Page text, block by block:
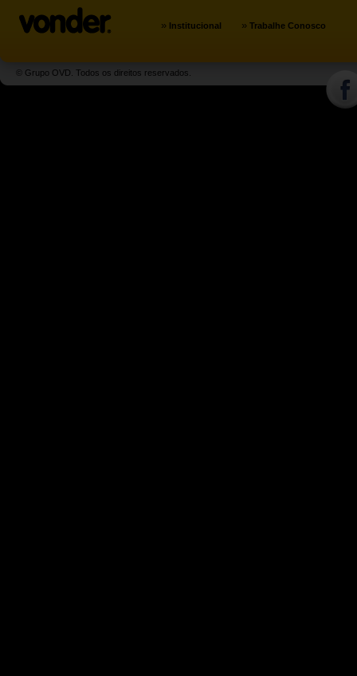
» Institucional » Trabalhe Conosco
© Grupo OVD. Todos os direitos reservados.